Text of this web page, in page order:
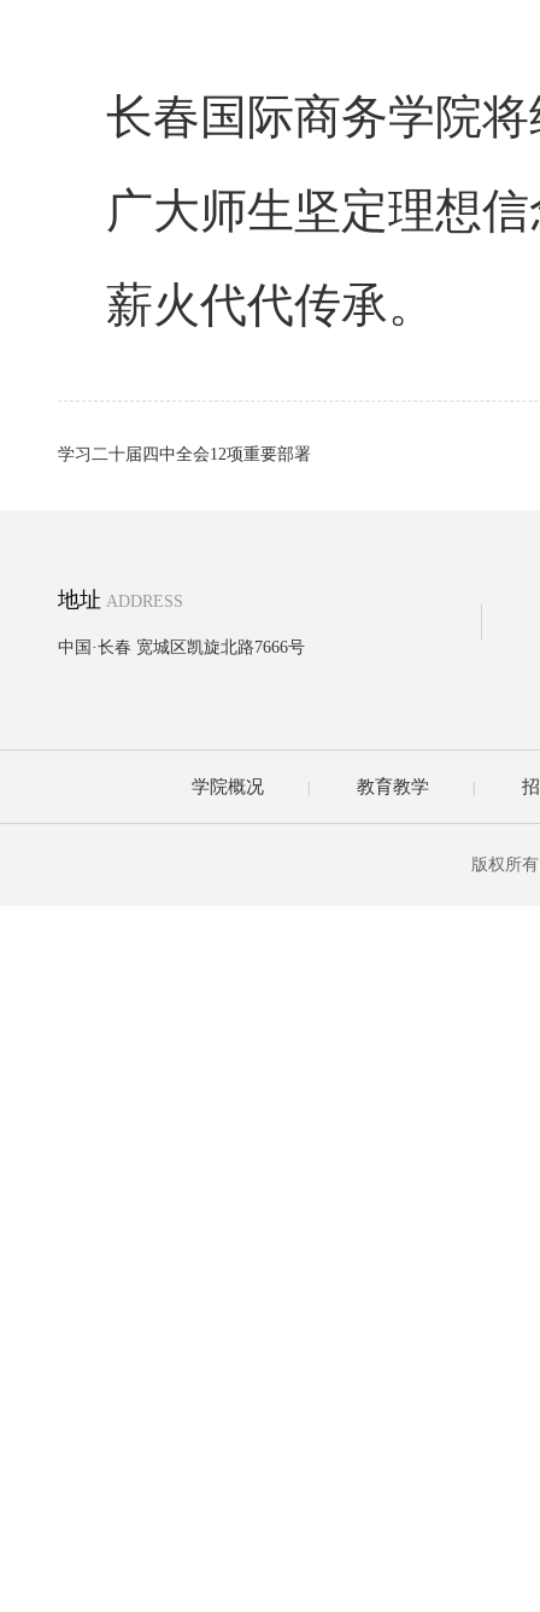
长春国际商务学院
广大师生坚定理想
薪火代代传承。
学习二十届四中全会12项重要部署
地址 ADDRESS
中国·长春 宽城区凯旋北路7666号
学院概况 教育教学
版权所